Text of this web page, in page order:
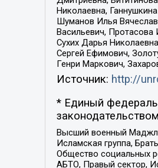
Николаевна,
Шуманов Илья
Васильевич,
Сухих Дарья
Сергей Ефимович,
Генри Маркович,
Источник: http://
* Единый
Высший военный
Исламская группа,
Общество социальных
АБТО, Правый сектор,